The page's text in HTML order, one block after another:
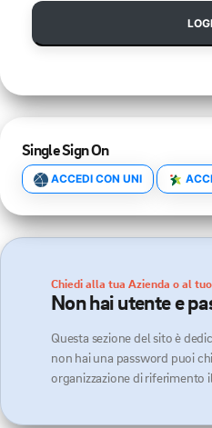
Single Sign On
ACCEDI CON UNI
Chiedi alla tua Azienda o al
Non hai utente e
Questa sezione del sito è
non hai una password puoi
organizzazione di riferimento